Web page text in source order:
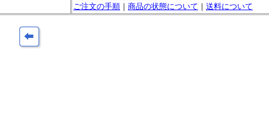
ご注文の手順 ｜ 商品の状態について ｜ 送料について